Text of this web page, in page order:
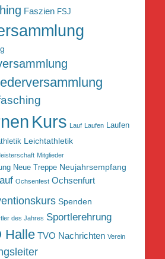
Faszien FSJ
Kurs Lauf Laufen Laufen
Leichtathletik
Mitglieder
Neue Treppe Neujahrsempfang
Ochsenfest Ochsenfurt
Spenden
des Jahres Sportlerehrung
Halle TVO Nachrichten Verein